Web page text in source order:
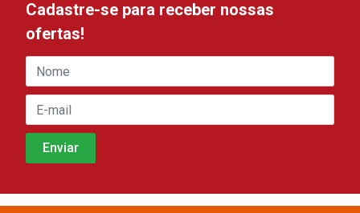
Cadastre-se para receber nossas
ofertas!